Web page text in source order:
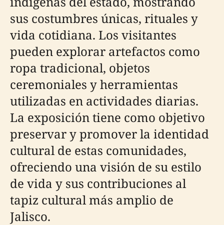
sus costumbres únicas, rituales y
vida cotidiana. Los visitantes
pueden explorar artefactos como
ropa tradicional, objetos
ceremoniales y herramientas
utilizadas en actividades diarias.
La exposición tiene como objetivo
preservar y promover la identidad
cultural de estas comunidades,
ofreciendo una visión de su estilo
de vida y sus contribuciones al
tapiz cultural más amplio de
Jalisco.